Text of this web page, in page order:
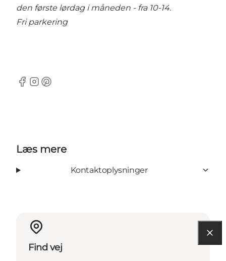
den første lørdag i måneden - fra 10-14.
Fri parkering
Facebook
Instagram
Pinterest
Læs mere
Kontaktoplysninger
Find vej